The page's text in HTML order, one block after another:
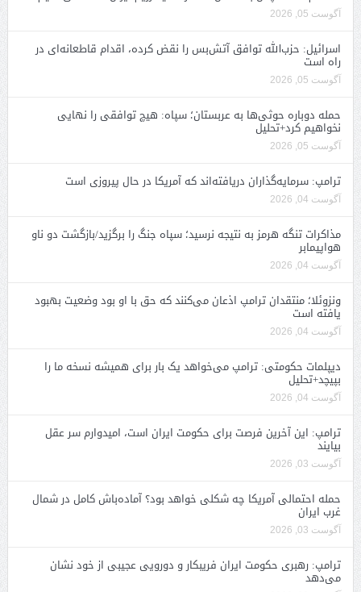
آگوست 05, 2026
اسرائیل: حزب‌الله توافق آتش‌بس را نقض کرده، اقدام قاطعانه‌ای در
راه است
آگوست 05, 2026
حمله دوباره حوثی‌ها به عربستان؛ سپاه: هیچ توافقی را نهایی
نخواهیم کرد+تحلیل
آگوست 05, 2026
ترامپ: سرمایه‌گذاران دریافته‌اند که آمریکا در حال پیروزی است
آگوست 04, 2026
مذاکرات تنگه هرمز به نتیجه نرسید؛ سپاه جنگ را برگزید/بازگشت دو ناو
هواپیمابر
آگوست 04, 2026
ونزوئلا؛ منتقدان ترامپ اذعان می‌کنند که حق با او بود وضعیت بهبود
یافته است
آگوست 04, 2026
دیپلمات حکومتی: ترامپ می‌خواهد یک بار برای همیشه نسخه ما را
بپیچد+تحلیل
آگوست 04, 2026
ترامپ: این آخرین فرصت برای حکومت ایران است، امیدوارم سر عقل
بیایند
آگوست 03, 2026
حمله احتمالی آمریکا چه شکلی خواهد بود؟ آماده‌باش کامل در شمال
غرب ایران
آگوست 03, 2026
ترامپ: رهبری حکومت ایران فریبکار و دورویی عجیبی از خود نشان
می‌دهد